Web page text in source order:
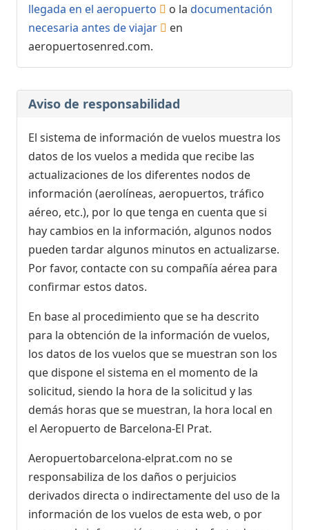
llegada en el aeropuerto
o la documentación
necesaria antes de viajar
en
aeropuertosenred.com.
Aviso de responsabilidad
El sistema de información de vuelos muestra los
datos de los vuelos a medida que recibe las
actualizaciones de los diferentes nodos de
información (aerolíneas, aeropuertos, tráfico
aéreo, etc.), por lo que tenga en cuenta que si
hay cambios en la información, algunos nodos
pueden tardar algunos minutos en actualizarse.
Por favor, contacte con su compañía aérea para
confirmar estos datos.
En base al procedimiento que se ha descrito
para la obtención de la información de vuelos,
los datos de los vuelos que se muestran son los
que dispone el sistema en el momento de la
solicitud, siendo la hora de la solicitud y las
demás horas que se muestran, la hora local en
el Aeropuerto de Barcelona-El Prat.
Aeropuertobarcelona-elprat.com no se
responsabiliza de los daños o perjuicios
derivados directa o indirectamente del uso de la
información de los vuelos de esta web, o por